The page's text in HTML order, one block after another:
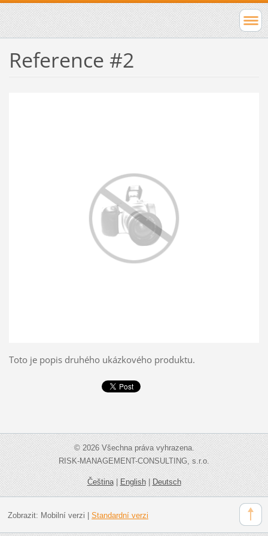
Reference #2
Toto je popis druhého ukázkového produktu.
© 2026 Všechna práva vyhrazena.
RISK-MANAGEMENT-CONSULTING, s.r.o.
Čeština|English|Deutsch
Zobrazit: Mobilní verzi | Standardní verzi